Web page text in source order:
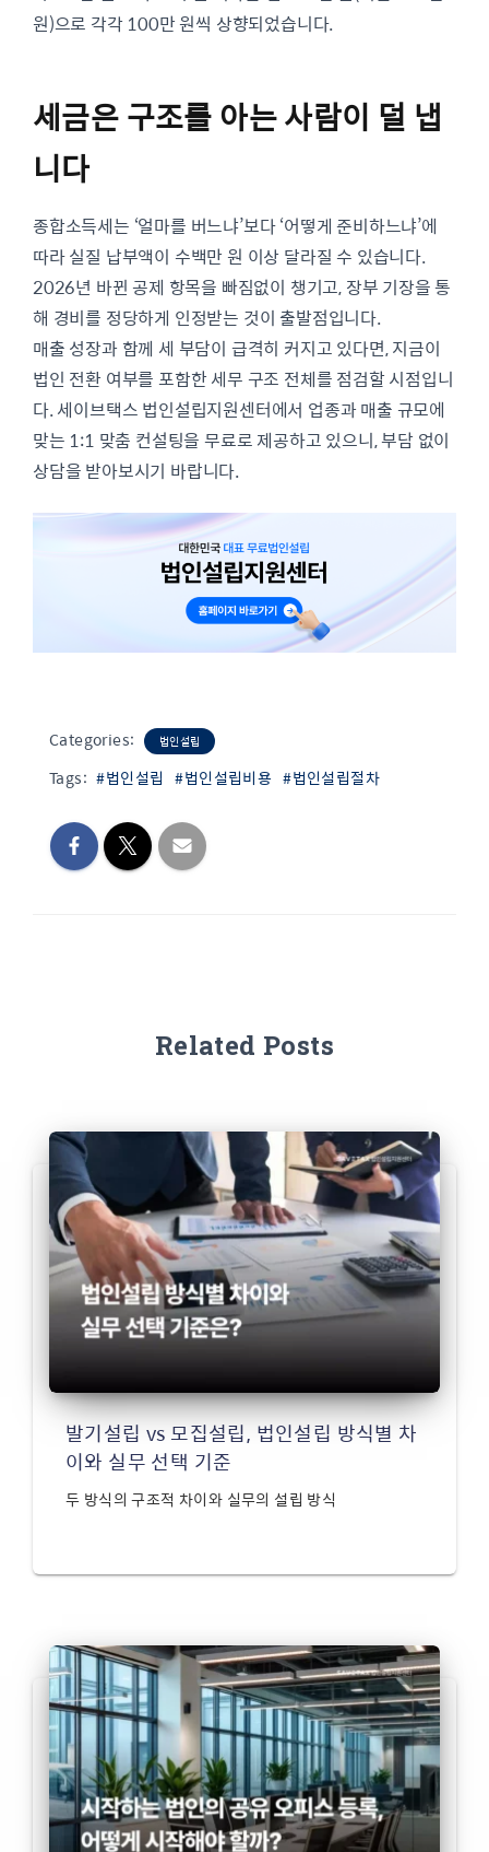
원)으로 각각 100만 원씩 상향되었습니다.
세금은 구조를 아는 사람이 덜 냅
니다
종합소득세는 ‘얼마를 버느냐’보다 ‘어떻게 준비하느냐’에
따라 실질 납부액이 수백만 원 이상 달라질 수 있습니다.
2026년 바뀐 공제 항목을 빠짐없이 챙기고, 장부 기장을 통
해 경비를 정당하게 인정받는 것이 출발점입니다.
매출 성장과 함께 세 부담이 급격히 커지고 있다면, 지금이
법인 전환 여부를 포함한 세무 구조 전체를 점검할 시점입니
다. 세이브택스 법인설립지원센터에서 업종과 매출 규모에
맞는 1:1 맞춤 컨설팅을 무료로 제공하고 있으니, 부담 없이
상담을 받아보시기 바랍니다.
Categories: 법인설립
Tags: #법인설립 #법인설립비용 #법인설립절차
Related Posts
발기설립 vs 모집설립, 법인설립 방식별 차
이와 실무 선택 기준
두 방식의 구조적 차이와 실무의 설립 방식